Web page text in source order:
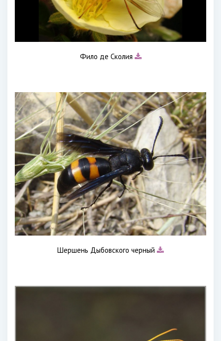
Фило де Сколия
Шершень Дыбовского черный